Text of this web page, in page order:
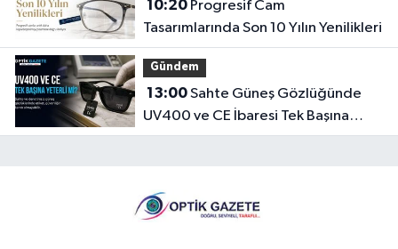
10:20Progresif Cam
Tasarımlarında Son 10 Yılın Yenilikleri
Gündem
13:00Sahte Güneş Gözlüğünde
UV400 ve CE İbaresi Tek Başına
Yeterli mi?